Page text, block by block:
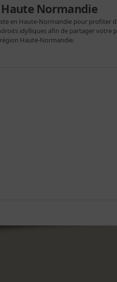
Normandie
en Haute-Normandie pour profiter
idylliques afin de partager votre
Haute-Normandie.